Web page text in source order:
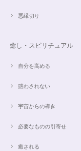
悪縁切り
癒し・スピリチュアル
自分を高める
惑わされない
宇宙からの導き
必要なものの引寄せ
癒される